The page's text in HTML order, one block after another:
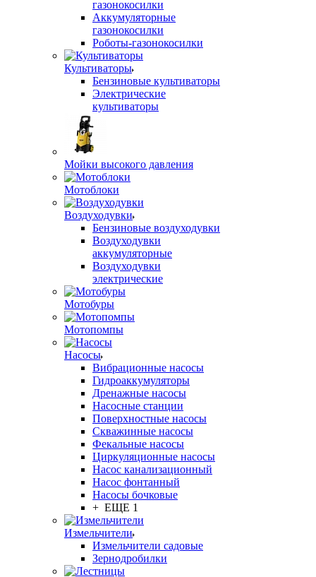
газонокосилки
Аккумуляторные
газонокосилки
Роботы-газонокосилки
Культиваторы
Бензиновые культиваторы
Электрические
культиваторы
Мойки высокого давления
Мотоблоки
Воздуходувки
Бензиновые воздуходувки
Воздуходувки
аккумуляторные
Воздуходувки
электрические
Мотобуры
Мотопомпы
Насосы
Вибрационные насосы
Гидроаккумуляторы
Дренажные насосы
Насосные станции
Поверхностные насосы
Скважинные насосы
Фекальные насосы
Циркуляционные насосы
Насос канализационный
Насос фонтанный
Насосы бочковые
+ ЕЩЕ 1
Измельчители
Измельчители садовые
Зернодробилки